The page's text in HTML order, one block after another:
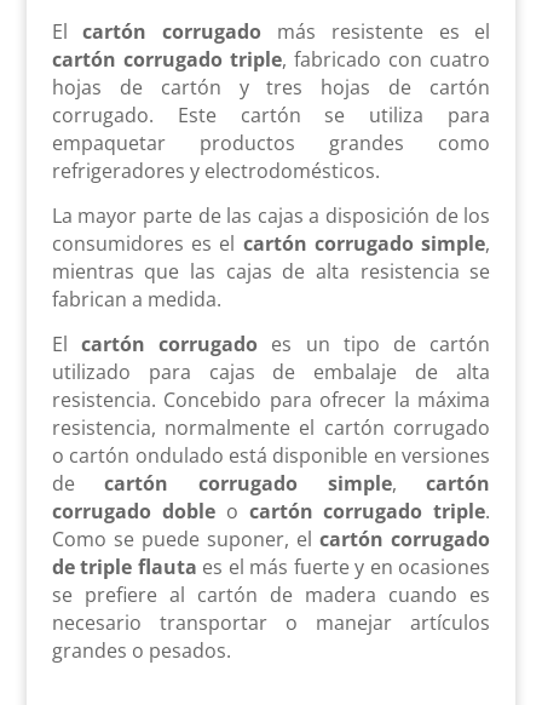
Elcartón corrugado más resistente es el
cartón corrugado triple, fabricado con cuatro
hojas de cartón y tres hojas de cartón
corrugado. Este cartón se utiliza para
empaquetar productos grandes como
refrigeradores y electrodomésticos.
La mayor parte de las cajas a disposición de los
consumidores es el cartón corrugado simple,
mientras que las cajas de alta resistencia se
fabrican a medida.
El cartón corrugado es un tipo de cartón
utilizado para cajas de embalaje de alta
resistencia. Concebido para ofrecer la máxima
resistencia, normalmente el cartón corrugado
o cartón ondulado está disponible en versiones
decartón corrugado simple,cartón
corrugado dobleo cartón corrugado triple.
Como se puede suponer, elcartón corrugado
de triple flauta es el más fuerte y en ocasiones
se prefiere al cartón de madera cuando es
necesario transportar o manejar artículos
grandes o pesados.